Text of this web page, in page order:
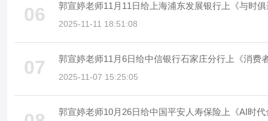
06 郭宣婷老师11月11日给上海浦东发展银行上《与时
2025-11-11 18:51:08
07 郭宣婷老师11月6日给中信银行石家庄分行上《消
2025-11-07 15:25:05
郭宣婷老师10月26日给中国平安人寿保险上《AI时